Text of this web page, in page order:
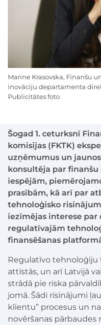
Šogad 1. ceturksnī
komisijas (FKTK)
uzņēmumus un
konsultēja par finanšu
iespējām,
prasībām, kā arī par
tehnoloģisko
iezīmējas interese par
regulatīvajām
finansēšanas
Regulatīvo tehnoloģiju
attīstās, un arī Latvijā
strādā pie riska
jomā. Šādi risinājumi
klientu” procesus un
novēršanas pārbaudes
Marine Krasovska, Finanšu
inovāciju departamenta
Publicitātes foto